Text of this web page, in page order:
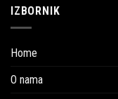
IZBORNIK
Home
O nama